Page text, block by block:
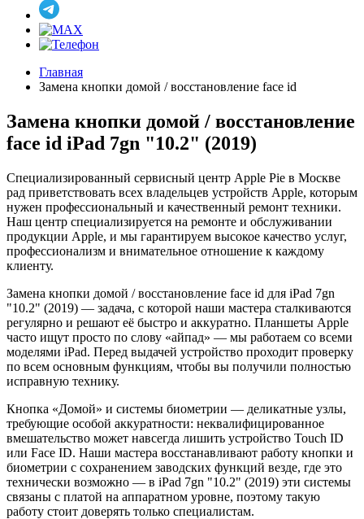
Главная
Замена кнопки домой / восстановление face id
Замена кнопки домой / восстановление
face id iPad 7gn "10.2" (2019)
Специализированный сервисный центр Apple Pie в Москве
рад приветствовать всех владельцев устройств Apple, которым
нужен профессиональный и качественный ремонт техники.
Наш центр специализируется на ремонте и обслуживании
продукции Apple, и мы гарантируем высокое качество услуг,
профессионализм и внимательное отношение к каждому
клиенту.
Замена кнопки домой / восстановление face id для iPad 7gn
"10.2" (2019) — задача, с которой наши мастера сталкиваются
регулярно и решают её быстро и аккуратно. Планшеты Apple
часто ищут просто по слову «айпад» — мы работаем со всеми
моделями iPad. Перед выдачей устройство проходит проверку
по всем основным функциям, чтобы вы получили полностью
исправную технику.
Кнопка «Домой» и системы биометрии — деликатные узлы,
требующие особой аккуратности: неквалифицированное
вмешательство может навсегда лишить устройство Touch ID
или Face ID. Наши мастера восстанавливают работу кнопки и
биометрии с сохранением заводских функций везде, где это
технически возможно — в iPad 7gn "10.2" (2019) эти системы
связаны с платой на аппаратном уровне, поэтому такую
работу стоит доверять только специалистам.